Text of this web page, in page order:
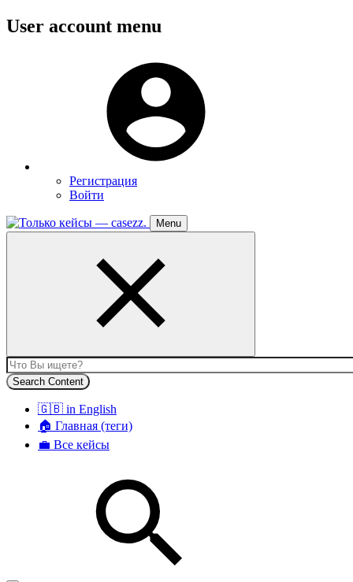
Перейти
к
User account menu
Регистрация
Войти
Menu
Toggle
Search Content
🇬🇧 in English
🏠 Главная (теги)
💼 Все кейсы